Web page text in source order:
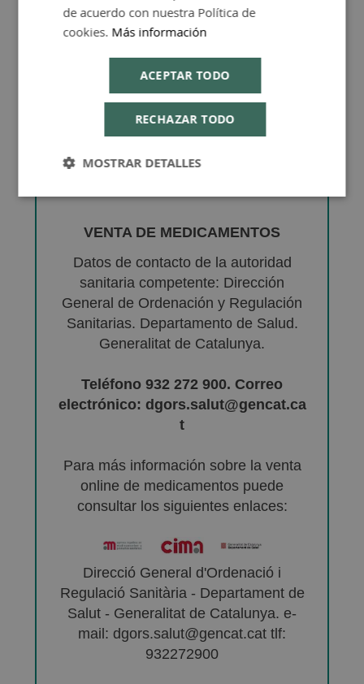
VENTA DE MEDICAMENTOS
Datos de contacto de la autoridad
sanitaria competente: Dirección
General de Ordenación y Regulación
Sanitarias. Departamento de Salud.
Generalitat de Catalunya.
Teléfono 932 272 900. Correo
electrónico: dgors.salut@gencat.ca
t
Para más información sobre la venta
online de medicamentos puede
consultar los siguientes enlaces:
Direcció General d'Ordenació i
Regulació Sanitària - Departament de
Salut - Generalitat de Catalunya. e-
mail: dgors.salut@gencat.cat tlf:
932272900
de acuerdo con nuestra Política de
cookies. Más información
ACEPTAR TODO
RECHAZAR TODO
MOSTRAR DETALLES